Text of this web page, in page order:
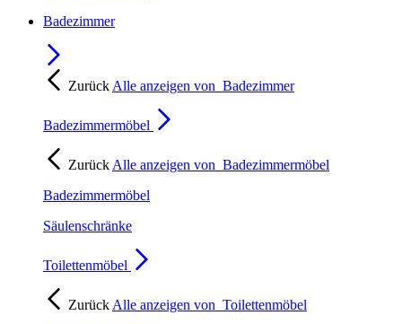
Badezimmer
Zurück Alle anzeigen von Badezimmer
Badezimmermöbel
Zurück Alle anzeigen von Badezimmermöbel
Badezimmermöbel
Säulenschränke
Toilettenmöbel
Zurück Alle anzeigen von Toilettenmöbel